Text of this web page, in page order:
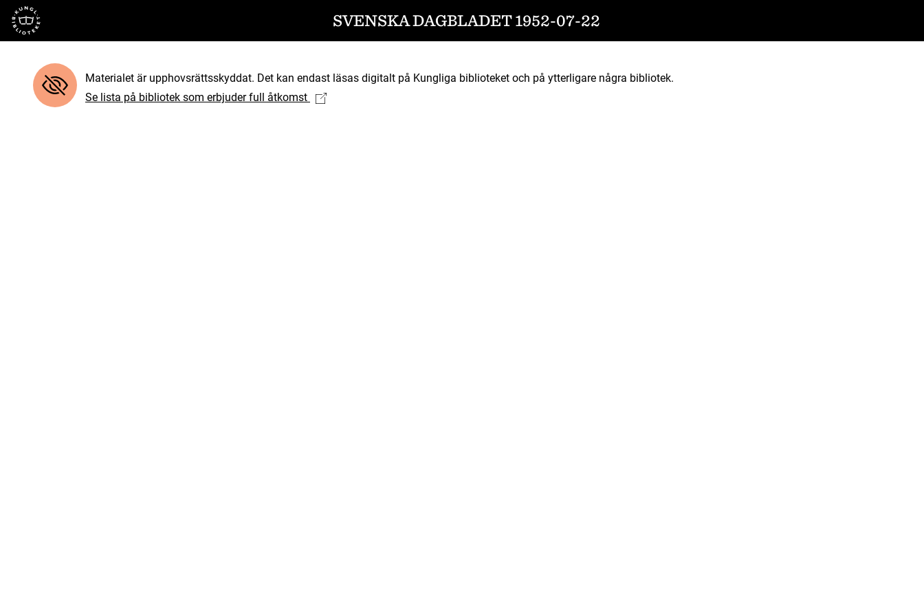
Till startsidan SVENSKA DAGBLADET 1952-07-22
Materialet är upphovsrättsskyddat. Det kan endast läsas digitalt på Kungliga biblioteket och på ytterligare några bibliotek.
Se lista på bibliotek som erbjuder full åtkomst